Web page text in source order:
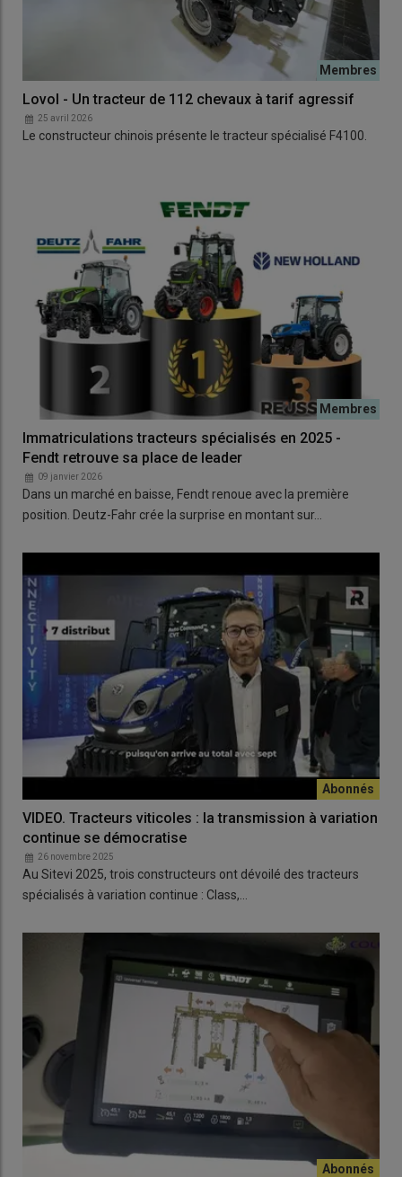
Lovol - Un tracteur de 112 chevaux à tarif agressif
25 avril 2026
Le constructeur chinois présente le tracteur spécialisé F4100.
Immatriculations tracteurs spécialisés en 2025 -
Fendt retrouve sa place de leader
09 janvier 2026
Dans un marché en baisse, Fendt renoue avec la première
position. Deutz-Fahr crée la surprise en montant sur…
VIDEO. Tracteurs viticoles : la transmission à variation
continue se démocratise
26 novembre 2025
Au Sitevi 2025, trois constructeurs ont dévoilé des tracteurs
spécialisés à variation continue : Class,…